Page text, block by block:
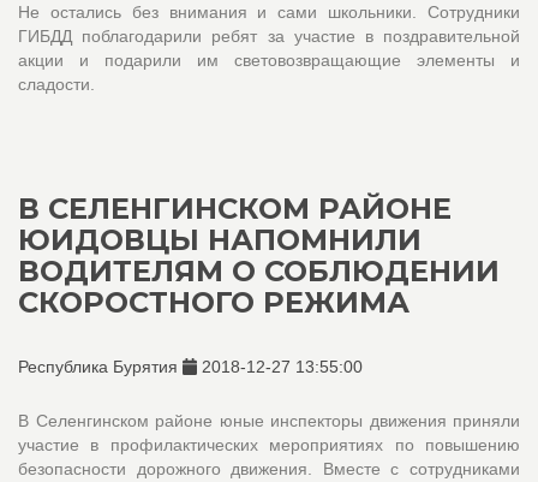
Не остались без внимания и сами школьники. Сотрудники
ГИБДД поблагодарили ребят за участие в поздравительной
акции и подарили им световозвращающие элементы и
сладости.
В СЕЛЕНГИНСКОМ РАЙОНЕ
ЮИДОВЦЫ НАПОМНИЛИ
ВОДИТЕЛЯМ О СОБЛЮДЕНИИ
СКОРОСТНОГО РЕЖИМА
Республика Бурятия 2018-12-27 13:55:00
В Селенгинском районе юные инспекторы движения приняли
участие в профилактических мероприятиях по повышению
безопасности дорожного движения. Вместе с сотрудниками